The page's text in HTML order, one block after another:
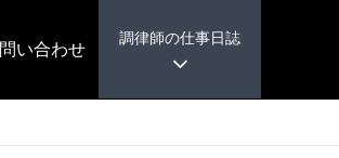
調律師の仕事日誌
い合わせ